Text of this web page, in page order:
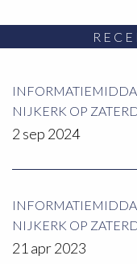
NIJKERK OP
2 sep 2024
NIJKERK OP
21 apr 2023